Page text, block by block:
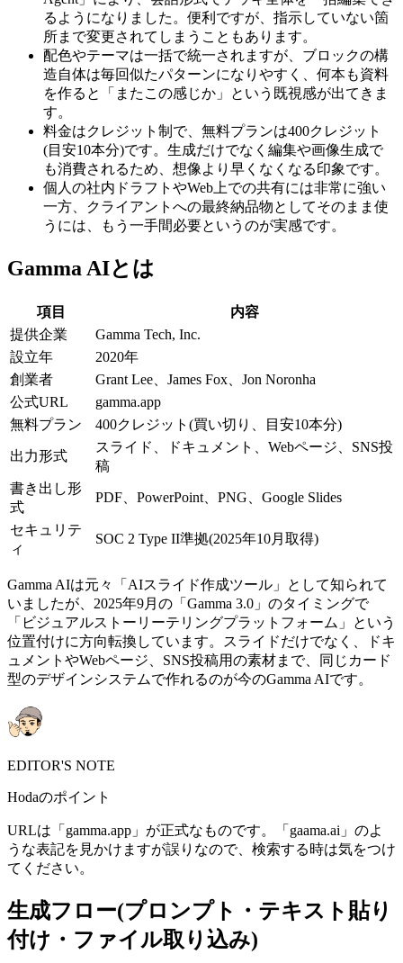
るようになりました。便利ですが、指示していない箇
所まで変更されてしまうこともあります。
配色やテーマは一括で統一されますが、ブロックの構
造自体は毎回似たパターンになりやすく、何本も資料
を作ると「またこの感じか」という既視感が出てきま
す。
料金はクレジット制で、無料プランは400クレジット
(目安10本分)です。生成だけでなく編集や画像生成で
も消費されるため、想像より早くなくなる印象です。
個人の社内ドラフトやWeb上での共有には非常に強い
一方、クライアントへの最終納品物としてそのまま使
うには、もう一手間必要というのが実感です。
Gamma AIとは
項目
内容
提供企業
Gamma Tech, Inc.
設立年
2020年
創業者
Grant Lee、James Fox、Jon Noronha
公式URL
gamma.app
無料プラン
400クレジット(買い切り、目安10本分)
出力形式
スライド、ドキュメント、Webページ、SNS投
稿
書き出し形
式
PDF、PowerPoint、PNG、Google Slides
セキュリテ
ィ
SOC 2 Type II準拠(2025年10月取得)
Gamma AIは元々「AIスライド作成ツール」として知られて
いましたが、2025年9月の「Gamma 3.0」のタイミングで
「ビジュアルストーリーテリングプラットフォーム」という
位置付けに方向転換しています。スライドだけでなく、ドキ
ュメントやWebページ、SNS投稿用の素材まで、同じカード
型のデザインシステムで作れるのが今のGamma AIです。
EDITOR'S NOTE
Hodaのポイント
URLは「gamma.app」が正式なものです。「gaama.ai」のよ
うな表記を見かけますが誤りなので、検索する時は気をつけ
てください。
生成フロー(プロンプト・テキスト貼り
付け・ファイル取り込み)